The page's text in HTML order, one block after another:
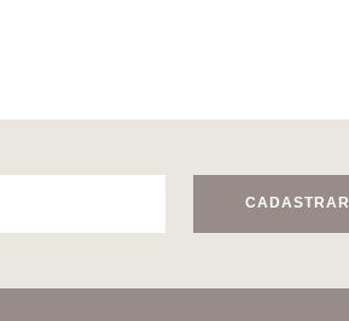
CADASTRAR